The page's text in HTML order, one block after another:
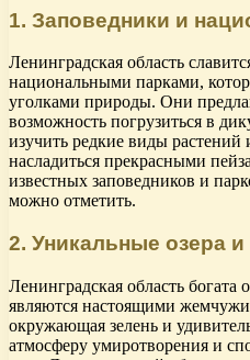
1. Заповедники и
Ленинградская область
национальными парками,
уголками природы. Они
возможность погрузиться в
изучить редкие виды
насладиться прекрасными
известных заповедников и
можно отметить.
2. Уникальные озера и
Ленинградская область богата
являются настоящими
окружающая зелень и
атмосферу умиротворения и